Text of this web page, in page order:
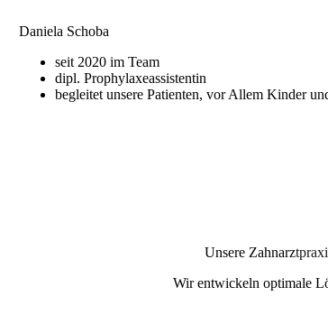
Daniela Schoba
seit 2020 im Team
dipl. Prophylaxeassistentin
begleitet unsere Patienten, vor Allem Kinder
Unsere Zahnarz
Wir entwickeln optimale